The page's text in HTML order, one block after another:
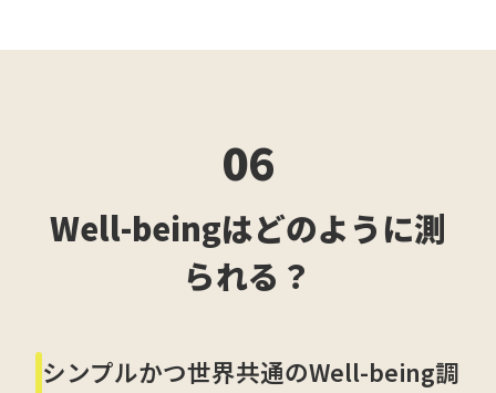
06
Well-beingはどのように測
られる？
シンプルかつ世界共通のWell-being調